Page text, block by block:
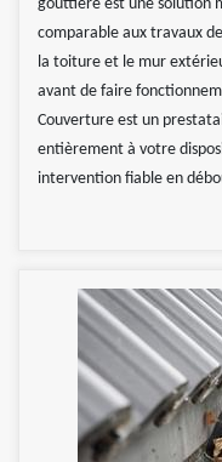
gouttière est une solution
comparable aux travaux
la toiture et le mur
avant de faire
Couverture est un
entièrement à votre
intervention fiable en